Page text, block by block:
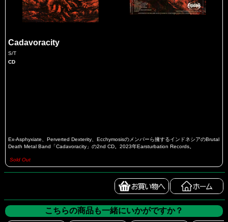
Cadavoracity
S/T
CD
Ex-Asphyxiate、Perverted Dexterity、Ecchymosisのメンバーら擁するインドネシアのBrutal
Death Metal Band「Cadavoracity」の2nd CD。2023年Earsturbation Records。
Sold Out
こちらの商品も一緒にいかがですか？